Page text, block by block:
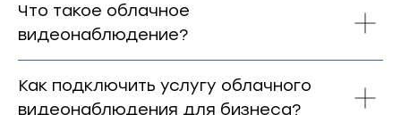
Что такое облачное
видеонаблюдение?
Как подключить услугу облачного
видеонаблюдения для бизнеса?